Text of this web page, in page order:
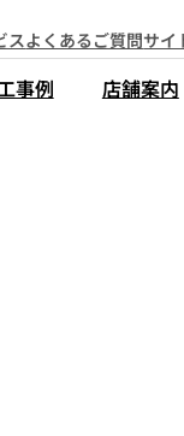
スよくあるご質問サイ
事例 店舗案内